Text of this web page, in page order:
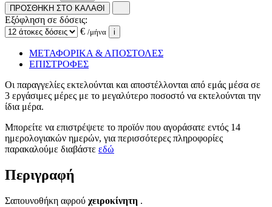
ΠΡΟΣΘΗΚΗ ΣΤΟ ΚΑΛΑΘΙ
Εξόφληση σε δόσεις:
€ /μήνα i
ΜΕΤΑΦΟΡΙΚΑ & ΑΠΟΣΤΟΛΕΣ
ΕΠΙΣΤΡΟΦΕΣ
Οι παραγγελίες εκτελούνται και αποστέλλονται από εμάς μέσα σε
3 εργάσιμες μέρες με το μεγαλύτερο ποσοστό να εκτελούνται την
ίδια μέρα.
Μπορείτε να επιστρέψετε το προϊόν που αγοράσατε εντός 14
ημερολογιακών ημερών, για περισσότερες πληροφορίες
παρακαλούμε διαβάστε εδώ
Περιγραφή
Σαπουνοθήκη αφρού χειροκίνητη .